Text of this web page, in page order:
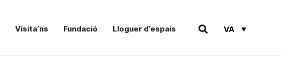
Visita’ns Fundació Lloguer d’espais VA